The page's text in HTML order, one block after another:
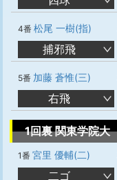
4番 松尾 一樹(指)
捕邪飛
5番 加藤 蒼惟(三)
右飛
1回裏 関東学院大
1番 宮里 優輔(二)
二ゴ